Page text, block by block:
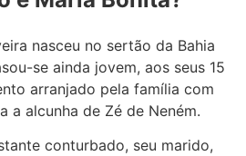
nasceu no sertão da Bahia
se ainda jovem, aos seus 15
arranjado pela família com
a alcunha de Zé de Neném.
conturbado, seu marido,